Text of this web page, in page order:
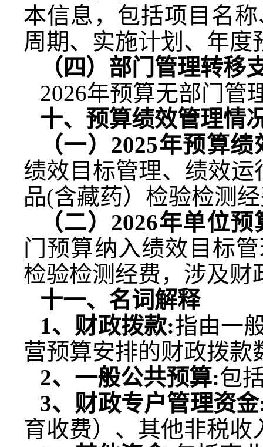
本信息，包括项目名
周期、实施计划、年
（四）部门管理转移
2026年预算无部门管
十、预算绩效管理情
（一） 2025年预算绩
绩效目标管理、绩效
品(含藏药）检验检测
（二） 2026年单位预
门预算纳入绩效目标
检验检测经费，涉及财
十一、名词解释
1、财政拨款:指由一
营预算安排的财政拨款
2、一般公共预算:包
3、财政专户管理资金
育收费）、其他非税收